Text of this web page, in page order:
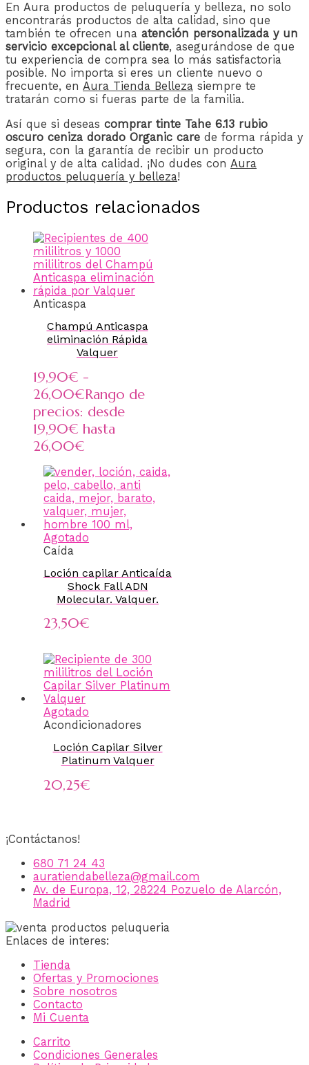
En Aura productos de peluquería y belleza, no solo
encontrarás productos de alta calidad, sino que
también te ofrecen una atención personalizada y un
servicio excepcional al cliente, asegurándose de que
tu experiencia de compra sea lo más satisfactoria
posible. No importa si eres un cliente nuevo o
frecuente, en Aura Tienda Belleza siempre te
tratarán como si fueras parte de la familia.
Así que si deseas comprar tinte Tahe 6.13 rubio
oscuro ceniza dorado Organic care de forma rápida y
segura, con la garantía de recibir un producto
original y de alta calidad. ¡No dudes con Aura
productos peluquería y belleza!
Productos relacionados
Anticaspa
Champú Anticaspa
eliminación Rápida
Valquer
19,90€ -
26,00€Rango de
precios: desde
19,90€ hasta
26,00€
Agotado
Caída
Loción capilar Anticaída
Shock Fall ADN
Molecular. Valquer.
23,50€
Agotado
Acondicionadores
Loción Capilar Silver
Platinum Valquer
20,25€
¡Contáctanos!
680 71 24 43
auratiendabelleza@gmail.com
Av. de Europa, 12, 28224 Pozuelo de Alarcón,
Madrid
Enlaces de interes:
Tienda
Ofertas y Promociones
Sobre nosotros
Contacto
Mi Cuenta
Carrito
Condiciones Generales